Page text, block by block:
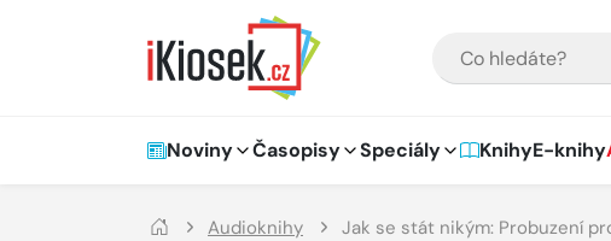
Hlavní navigace
Noviny Časopisy Speciály KnihyE-knihy
Audioknihy Jak se stát nikým: Probuzení